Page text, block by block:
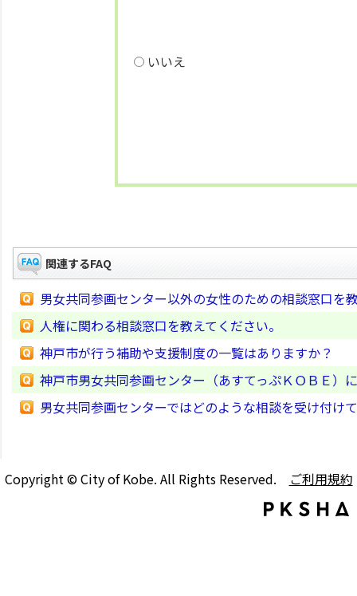
いいえ
関連するFAQ
男女共同参画センター以外の女性のための相談窓口を
人権に関わる相談窓口を教えてください。
神戸市が行う補助や支援制度の一覧はありますか？
神戸市男女共同参画センター（あすてっぷＫＯＢＥ）
男女共同参画センターではどのような相談を受け付け
Copyright © City of Kobe. All Rights Reserved. ご利用規約